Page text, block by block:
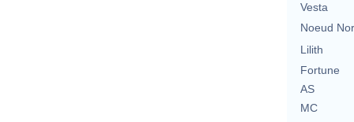
Vesta
Noeud
Lilith
Fortune
AS
MC